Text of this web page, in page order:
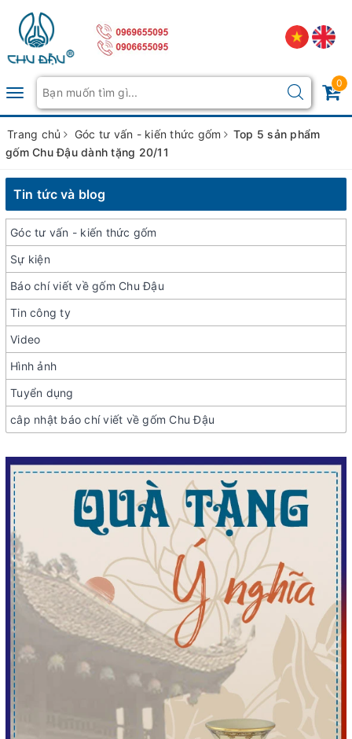
Toggle
navigation
0
Trang chủ Góc tư vấn - kiến thức gốm
Top 5 sản phẩm
gốm Chu Đậu dành tặng 20/11
Tin tức và blog
Góc tư vấn - kiến thức gốm
Sự kiện
Báo chí viết về gốm Chu Đậu
Tin công ty
Video
Hình ảnh
Tuyển dụng
câp nhật báo chí viết về gốm Chu Đậu